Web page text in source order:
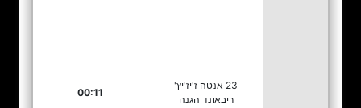
23 אנטה ז'יז'יץ'
ריבאונד הגנה
00:11